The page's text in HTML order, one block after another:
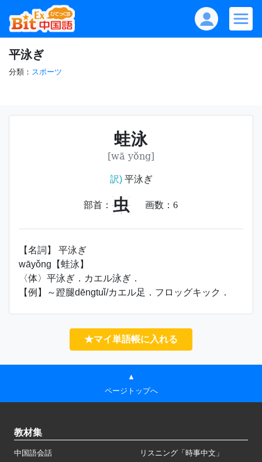
平泳ぎ
分類： スポーツ
蛙泳
[wā yǒng]
訳)平泳ぎ
部首： 虫 画数： 6
【名詞】 平泳ぎ
wāyǒng【蛙泳】
〈体〉平泳ぎ．カエル泳ぎ．
【例】～蹬腿dēngtuǐ/カエル足．フロッグキック．
★マイ単語帳に入れる
▲
ページトップへ
教材集
中国語会話
リスニング「時事中文」